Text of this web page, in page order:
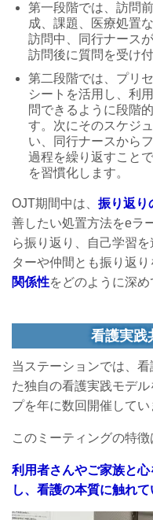
第一段階では、訪問
成、課題、医療処置
訪問中、同行ナース
訪問後に質問を受け付
第二段階では、プリ
シートを活用し、利
問できるように段階
す。次にそのスケジ
い、同行ナースから
過程を繰り返すこと
を習慣化します。
OJT期間中は、 振り返り
善したい処置方法をeラ
ら振り返り、自己学習
ターや仲間とも振り返り
関係性をどのように深め
看護実践
当ステーションでは、
た独自の看護実践モデ
プを年に数回開催してい
このミーティングの特
利用者さんやご家族と
し、看護の本質に触れて